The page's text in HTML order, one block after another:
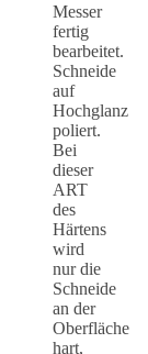
Messer
fertig
bearbeitet.
Schneide
auf
Hochglanz
poliert.
Bei
dieser
ART
des
Härtens
wird
nur die
Schneide
an der
Oberfläche
hart,